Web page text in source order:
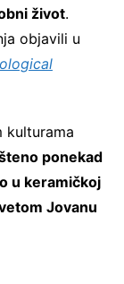
život.
objavili u
kulturama
ponekad
u keramičkoj
Jovanu